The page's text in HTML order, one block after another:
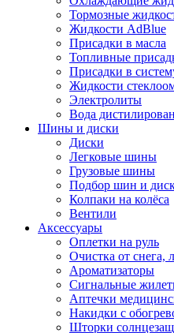
Тормозные
Жидкости AdBlue
Присадки в масла
Топливные
Присадки в
Жидкости
Электролиты
Вода
Шины и диски
Диски
Легковые шины
Грузовые шины
Подбор шин и
Колпаки на колёса
Вентили
Аксессуары
Оплетки на руль
Очистка от снега,
Ароматизаторы
Сигнальные
Аптечки
Накидки с
Шторки